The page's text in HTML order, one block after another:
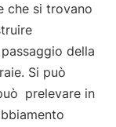
che si trovano
della
Si può
prelevare in